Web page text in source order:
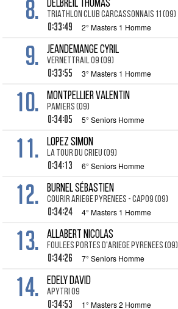
8. DELBREIL Thomas
TRIATHLON CLUB CARCASSONNAIS 11 (09)
0:33:49 2° Masters 1 Homme
9. JEANDEMANGE Cyril
VERNETTRAIL 09 (09)
0:33:55 3° Masters 1 Homme
10. MONTPELLIER VALENTIN
PAMIERS (09)
0:34:05 5° Seniors Homme
11. LOPEZ Simon
LA TOUR DU CRIEU (09)
0:34:13 6° Seniors Homme
12. BURNEL Sébastien
COURIR ARIEGE PYRENEES - CAP09 (09)
0:34:24 4° Masters 1 Homme
13. ALLABERT Nicolas
FOULEES PORTES D'ARIEGE PYRENEES (09)
0:34:26 7° Seniors Homme
14. EDELY David
APYTRI 09
0:34:53 1° Masters 2 Homme